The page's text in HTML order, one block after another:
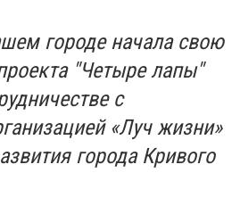
городе начала свою
"Четыре лапы"
с
«Луч жизни»
города Кривого